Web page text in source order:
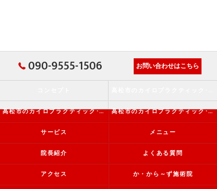
090-9555-1506 お問い合わせはこちら
高松市のカイロプラクティック･か・から～ず施術院の評判 高松市のカイロプラクティック･か・から～ず施術院のお客様の声
サービス メニュー
院長紹介 よくある質問
アクセス か・から～ず施術院